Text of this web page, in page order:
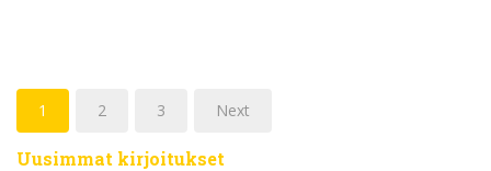
1 2 3 Next
Uusimmat kirjoitukset